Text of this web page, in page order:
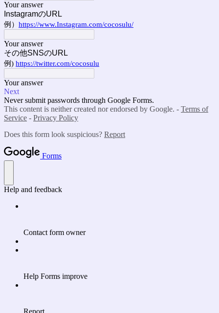
Your answer
InstagramのURL
例） https://www.Instagram.com/cocosulu/
Your answer
その他SNSのURL
例) https://twitter.com/cocosulu
Your answer
Next
Never submit passwords through Google Forms.
This content is neither created nor endorsed by Google. - Terms of
Service - Privacy Policy
Does this form look suspicious? Report
Forms
Help and feedback
Contact form owner
Help Forms improve
Report